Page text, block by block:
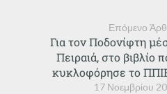
Επόμενο
17 Νοεμβρίου
Για τον Ποδονίφτη
Πειραιά, στο βιβλίο
κυκλοφόρησε το